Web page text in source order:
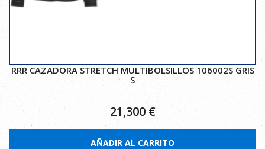
RRR CAZADORA STRETCH MULTIBOLSILLOS 106002S GRIS
S
21,300 €
AÑADIR AL CARRITO